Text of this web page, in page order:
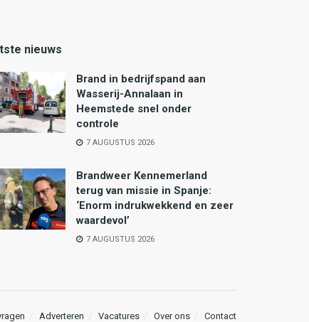
nieuws
Brand in bedrijfspand aan
Wasserij-Annalaan in
Heemstede snel onder
controle
7 AUGUSTUS 2026
Brandweer Kennemerland
terug van missie in Spanje:
‘Enorm indrukwekkend en zeer
waardevol’
7 AUGUSTUS 2026
Adverteren Vacatures Over ons Contact